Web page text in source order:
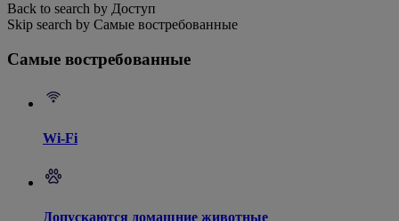
Back to search by Доступ
Skip search by Самые востребованные
Самые востребованные
Wi-Fi
Допускаются домашние животные